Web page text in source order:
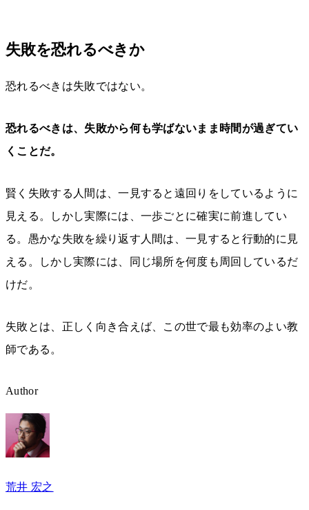
失敗を恐れるべきか
恐れるべきは失敗ではない。
恐れるべきは、失敗から何も学ばないまま時間が過ぎてい
くことだ。
賢く失敗する人間は、一見すると遠回りをしているように
見える。しかし実際には、一歩ごとに確実に前進してい
る。愚かな失敗を繰り返す人間は、一見すると行動的に見
える。しかし実際には、同じ場所を何度も周回しているだ
けだ。
失敗とは、正しく向き合えば、この世で最も効率のよい教
師である。
Author
荒井 宏之